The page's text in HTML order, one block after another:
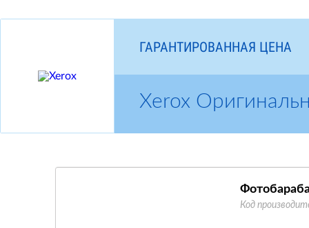
ГАРАНТИРОВАННАЯ ЦЕНА
Xerox
Код